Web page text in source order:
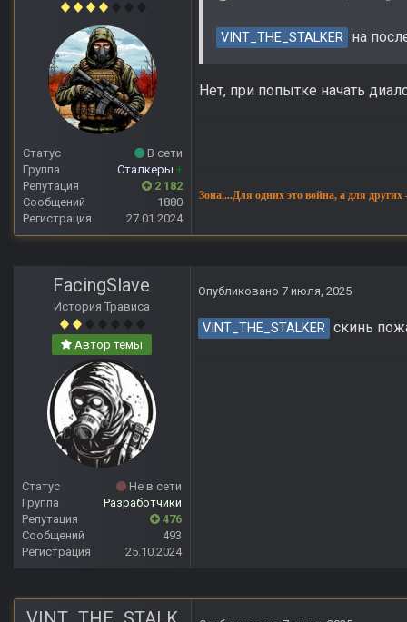
Статус
В сети
Группа
Сталкеры +
Репутация
2 182
Сообщений
1880
Регистрация
27.01.2024
VINT_THE_STALKER на
Нет, при попытке начать
Зона....Для одних это война, а для
FacingSlave
История Трависа
Автор темы
Статус
Не в сети
Группа
Разработчики
Репутация
476
Сообщений
493
Регистрация
25.10.2024
Опубликовано 7 июля, 2025
VINT_THE_STALKER скинь